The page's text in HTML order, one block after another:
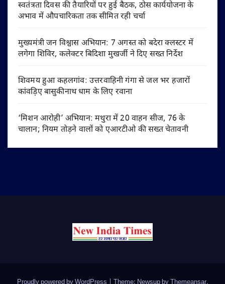
स्वतंत्रता दिवस की तैयारियों पर हुई बैठक, ठोस कार्ययोजना के
अभाव में औपचारिकता तक सीमित रही चर्चा
मुख्यमंत्री जन विश्वास अभियान: 7 अगस्त को बदेरा क्लस्टर में
लगेगा शिविर, कलेक्टर बिदिशा मुखर्जी ने दिए सख्त निर्देश
शिवमय हुआ कहलगांव: उत्तरवाहिनी गंगा से जल भर हजारों
कांवड़िए बासुकीनाथ धाम के लिए रवाना
‘मिशन आरोही’ अभियान: मथुरा में 20 वाहन सीज, 76 के
चालान; नियम तोड़ने वालों को एआरटीओ की सख्त चेतावनी
Proudly powered by WordPress Theme: Newsup byThemeansar.